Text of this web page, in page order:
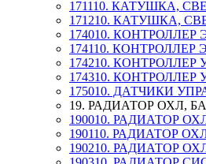
171110. КАТУШКА,
171210. КАТУШКА,
174010. КОНТРОЛЛЕР
174110. КОНТРОЛЛЕР
174210.
174310.
175010. ДАТЧИКИ
19. РАДИАТОР ОХЛ,
190010. РАДИАТОР
190110. РАДИАТОР
190210. РАДИАТОР